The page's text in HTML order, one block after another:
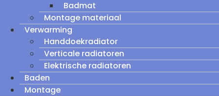
Badmat
Montage materiaal
Verwarming
Handdoekradiator
Verticale radiatoren
Elektrische radiatoren
Baden
Montage